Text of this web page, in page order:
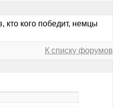
кто кого победит, немцы
К списку форумов